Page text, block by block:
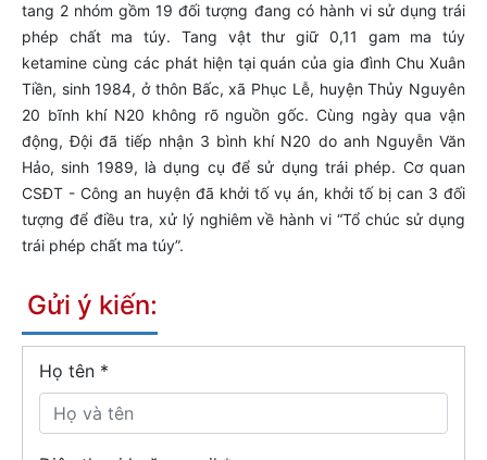
tang 2 nhóm gồm 19 đối tượng đang có hành vi sử dụng trái
phép chất ma túy. Tang vật thư giữ 0,11 gam ma túy
ketamine cùng các phát hiện tại quán của gia đình Chu Xuân
Tiền, sinh 1984, ở thôn Bấc, xã Phục Lễ, huyện Thủy Nguyên
20 bĩnh khí N20 không rõ nguồn gốc. Cùng ngày qua vận
động, Đội đã tiếp nhận 3 bình khí N20 do anh Nguyễn Văn
Hảo, sinh 1989, là dụng cụ để sử dụng trái phép. Cơ quan
CSĐT - Công an huyện đã khởi tố vụ án, khởi tố bị can 3 đối
tượng để điều tra, xử lý nghiêm về hành vi “Tổ chúc sử dụng
trái phép chất ma túy”.
Gửi ý kiến:
Họ tên *